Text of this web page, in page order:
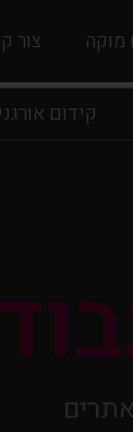
צור
קידום